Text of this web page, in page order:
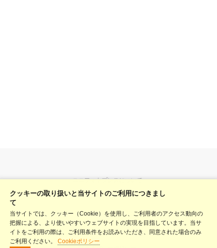
ユニフォトプレスについて
料金表
ヘルプ
利用規約
クッキーの取り扱いと当サイトのご利用につきまし
て
当サイトでは、クッキー（Cookie）を使用し、ご利用者のアクセス動向の
把握による、より使いやすいウェブサイトの実現を目指しています。当サ
イトをご利用の際は、ご利用条件をお読みいただき、同意された場合のみ
ご利用ください。 Cookieポリシー